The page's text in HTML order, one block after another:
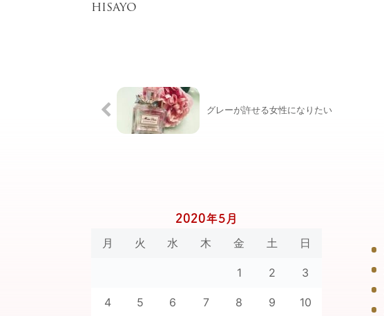
HISAYO
グレーが許せる女性になりたい
2020年5月
月 火 水 木 金 土 日
1 2 3
4 5 6 7 8 9 10